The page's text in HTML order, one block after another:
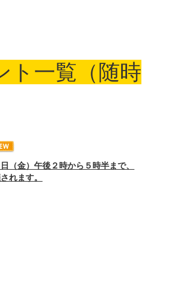
ト一覧（随時
（金）午後２時から５時半まで、
れます。